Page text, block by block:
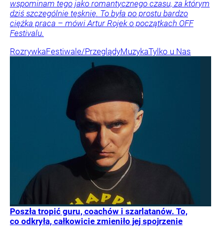
wspominam tego jako romantycznego czasu, za którym
dziś szczególnie tęsknię. To była po prostu bardzo
ciężka praca – mówi Artur Rojek o początkach OFF
Festivalu.
RozrywkaFestiwale/PrzeglądyMuzykaTylko u Nas
Poszła tropić guru, coachów i szarlatanów. To,
co odkryła, całkowicie zmieniło jej spojrzenie